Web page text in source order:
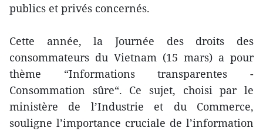
publics et privés concernés.
Cette année, la Journée des droits des
consommateurs du Vietnam (15 mars) a pour
thème “Informations transparentes -
Consommation sûre“. Ce sujet, choisi par le
ministère de l’Industrie et du Commerce,
souligne l’importance cruciale de l’information